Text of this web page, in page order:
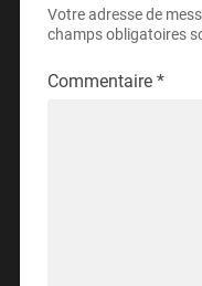
Votre adresse de
champs obligatoires
Commentaire *